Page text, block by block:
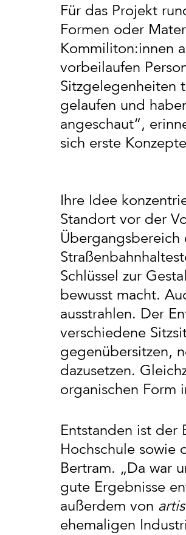
Für das Projekt
Formen oder
Kommiliton:innen
vorbeilaufen
Sitzgelegenheiten
gelaufen und
angeschaut“,
sich erste
Ihre Idee
Standort vor der
Übergangsbereich
Schlüssel zur
bewusst macht.
ausstrahlen. Der
verschiedene
gegenübersitzen,
dazusetzen.
organischen Form
Entstanden ist der
Hochschule sowie
Bertram. „Da war
gute Ergebnisse
außerdem von
ehemaligen